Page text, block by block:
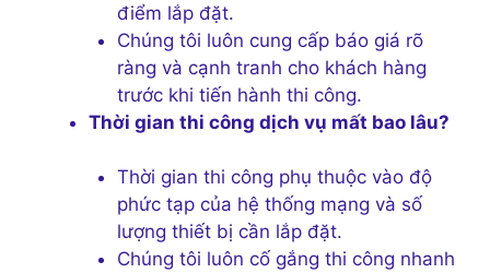
điểm lắp đặt.
Chúng tôi luôn cung cấp báo giá rõ
ràng và cạnh tranh cho khách hàng
trước khi tiến hành thi công.
Thời gian thi công dịch vụ mất bao lâu?
Thời gian thi công phụ thuộc vào độ
phức tạp của hệ thống mạng và số
lượng thiết bị cần lắp đặt.
Chúng tôi luôn cố gắng thi công nhanh